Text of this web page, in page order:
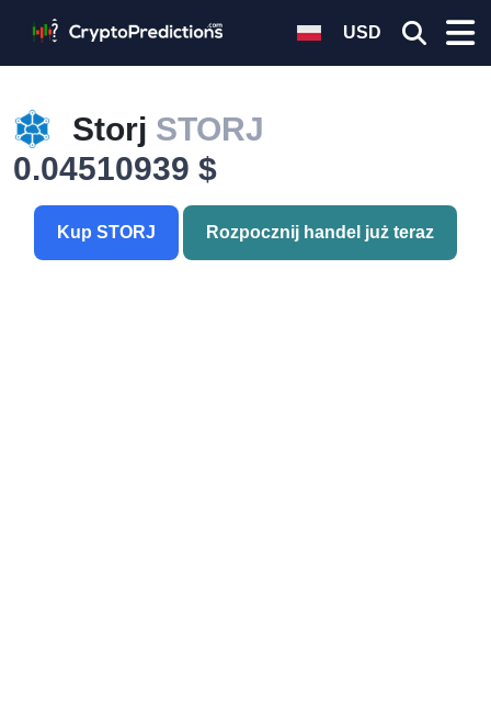
USD
Storj STORJ
0.04510939 $
Kup STORJ Rozpocznij handel już teraz